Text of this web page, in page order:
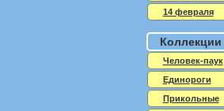
14 февраля
Коллекции
Человек-паук
Единороги
Прикольные